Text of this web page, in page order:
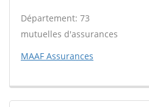
Département: 73
mutuelles d'assurances
MAAF Assurances